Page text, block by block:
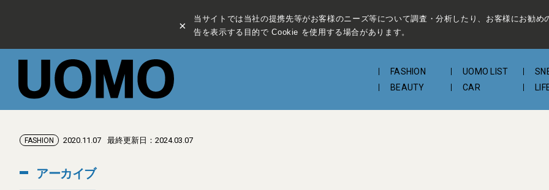
×
当サイトでは当社の提携先等がお客様のニーズ等について調査・分析したり、お客様にお勧め
告を表示する目的で Cookie を使用する場合があります。
FASHION UOMO LIST
BEAUTY
CAR
FASHION 2020.11.07 最終更新日：2024.03.07
アーカイブ